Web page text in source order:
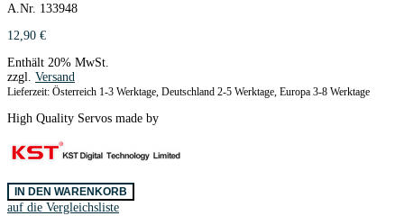
A.Nr. 133948
12,90 €
Enthält 20% MwSt.
zzgl. Versand
Lieferzeit: Österreich 1-3 Werktage, Deutschland 2-5 Werktage, Europa 3-8 Werktage
High Quality Servos made by
Getriebe
KST
IN DEN WARENKORB
auf die Vergleichsliste